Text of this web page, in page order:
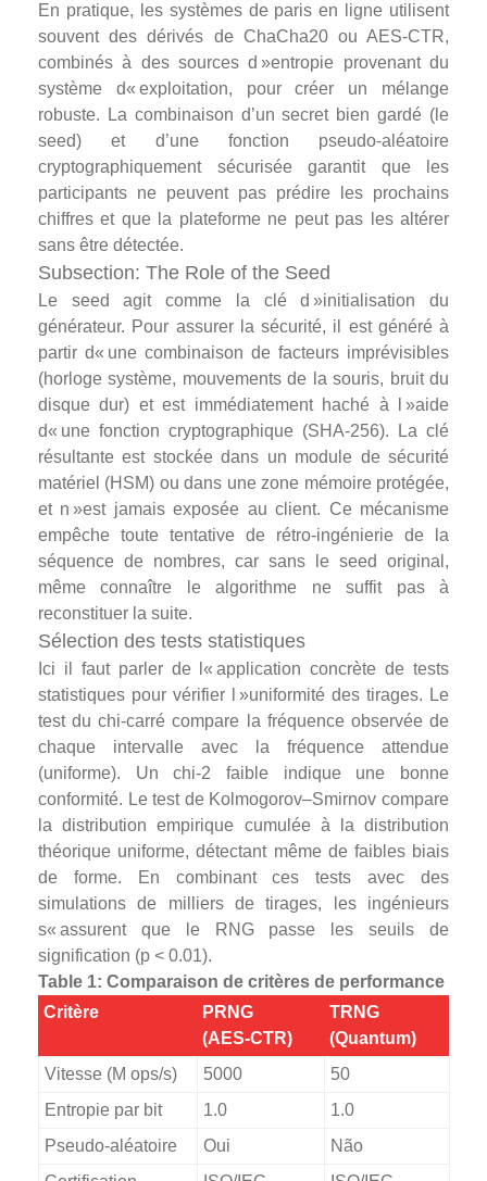
En pratique, les systèmes de paris en ligne utilisent
souvent des dérivés de ChaCha20 ou AES-CTR,
combinés à des sources d »entropie provenant du
système d« exploitation, pour créer un mélange
robuste. La combinaison d’un secret bien gardé (le
seed) et d’une fonction pseudo-aléatoire
cryptographiquement sécurisée garantit que les
participants ne peuvent pas prédire les prochains
chiffres et que la plateforme ne peut pas les altérer
sans être détectée.
Subsection: The Role of the Seed
Le seed agit comme la clé d »initialisation du
générateur. Pour assurer la sécurité, il est généré à
partir d« une combinaison de facteurs imprévisibles
(horloge système, mouvements de la souris, bruit du
disque dur) et est immédiatement haché à l »aide
d« une fonction cryptographique (SHA‑256). La clé
résultante est stockée dans un module de sécurité
matériel (HSM) ou dans une zone mémoire protégée,
et n »est jamais exposée au client. Ce mécanisme
empêche toute tentative de rétro-ingénierie de la
séquence de nombres, car sans le seed original,
même connaître le algorithme ne suffit pas à
reconstituer la suite.
Sélection des tests statistiques
Ici il faut parler de l« application concrète de tests
statistiques pour vérifier l »uniformité des tirages. Le
test du chi‑carré compare la fréquence observée de
chaque intervalle avec la fréquence attendue
(uniforme). Un chi‑2 faible indique une bonne
conformité. Le test de Kolmogorov–Smirnov compare
la distribution empirique cumulée à la distribution
théorique uniforme, détectant même de faibles biais
de forme. En combinant ces tests avec des
simulations de milliers de tirages, les ingénieurs
s« assurent que le RNG passe les seuils de
signification (p < 0.01).
Table 1: Comparaison de critères de performance
Critère
PRNG
(AES‑CTR)
TRNG
(Quantum)
Vitesse (M ops/s)
5000
50
Entropie par bit
1.0
1.0
Pseudo‑aléatoire
Oui
Não